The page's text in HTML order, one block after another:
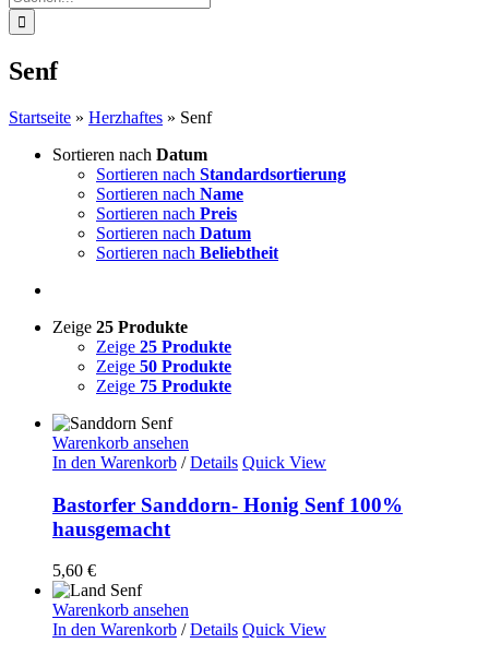
nach:
Senf
Startseite » Herzhaftes » Senf
Sortieren nach Datum
Sortieren nach Standardsortierung
Sortieren nach Name
Sortieren nach Preis
Sortieren nach Datum
Sortieren nach Beliebtheit
Zeige 25 Produkte
Zeige 25 Produkte
Zeige 50 Produkte
Zeige 75 Produkte
Warenkorb ansehen
In den Warenkorb / Details Quick View
Bastorfer Sanddorn- Honig Senf 100%
hausgemacht
5,60 €
Warenkorb ansehen
In den Warenkorb / Details Quick View